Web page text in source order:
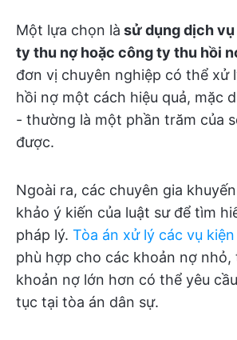
Một lựa chọn là sử dụng dịch
ty thu nợ hoặc công ty thu hồi
đơn vị chuyên nghiệp có thể xử
hồi nợ một cách hiệu quả, mặc
- thường là một phần trăm của
được.
Ngoài ra, các chuyên gia
khảo ý kiến của luật sư để tìm
pháp lý. Tòa án xử lý các vụ
phù hợp cho các khoản nợ
khoản nợ lớn hơn có thể yêu
tục tại tòa án dân sự.